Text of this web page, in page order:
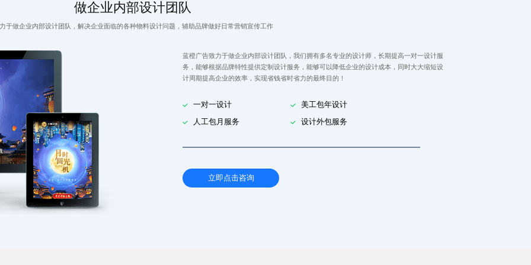
做企业内部设计团队
于做企业内部设计团队，解决企业面临的各种物料设计问题，辅助品牌做好日常营销宣传工作
蓝橙广告致力于做企业内部设计团队，我们拥有多名专业的设计师，长期提高一对一设计服
务，能够根据品牌特性提供定制设计服务，能够可以降低企业的设计成本，同时大大缩短设
计周期提高企业的效率，实现省钱省时省力的最终目的！
一对一设计 美工包年设计
人工包月服务 设计外包服务
立即点击咨询